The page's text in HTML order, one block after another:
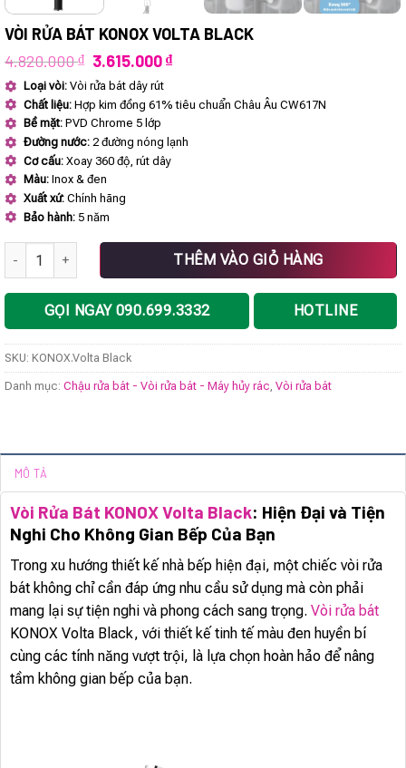
VÒI RỬA BÁT KONOX VOLTA BLACK
4.820.000₫ Giá
gốc
là:
4.820.000 ₫.
3.615.000₫Giá
là:
Loại vòi: Vòi rửa bát dây rút
Chất liệu: Hợp kim đồng 61% tiêu chuẩn Châu Âu CW617N
Bề mặt: PVD Chrome 5 lớp
Đường nước: 2 đường nóng lạnh
Cơ cấu: Xoay 360 độ, rút dây
Màu: Inox & đen
Xuất xứ: Chính hãng
Bảo hành: 5 năm
Vòi rửa bát KONOX Volta Black số lượngTHÊM VÀO GIỎ HÀNG
GỌI NGAY 090.699.3332 HOTLINE
SKU: KONOX.Volta Black
Danh mục: Chậu rửa bát - Vòi rửa bát - Máy hủy rác, Vòi rửa bát
MÔ TẢ
Vòi Rửa Bát KONOX Volta Black: Hiện Đại và Tiện
Nghi Cho Không Gian Bếp Của Bạn
Trong xu hướng thiết kế nhà bếp hiện đại, một chiếc vòi rửa
bát không chỉ cần đáp ứng nhu cầu sử dụng mà còn phải
mang lại sự tiện nghi và phong cách sang trọng. Vòi rửa bát
KONOX Volta Black, với thiết kế tinh tế màu đen huyền bí
cùng các tính năng vượt trội, là lựa chọn hoàn hảo để nâng
tầm không gian bếp của bạn.